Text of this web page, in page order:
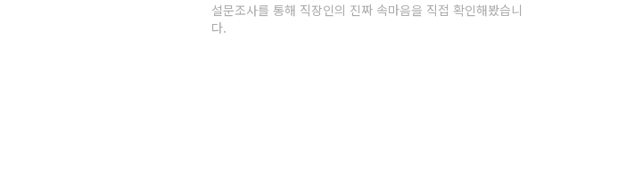
설문조사를 통해 직장인의 진짜 속마음을 직접 확인해봤습니
다.